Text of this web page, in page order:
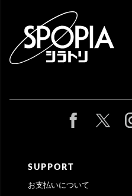
SUPPORT
お支払いについて